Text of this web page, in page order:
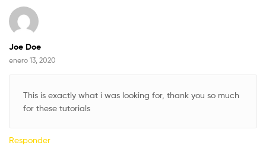
Joe Doe
enero 13, 2020
This is exactly what i was looking for, thank you so much
for these tutorials
Responder